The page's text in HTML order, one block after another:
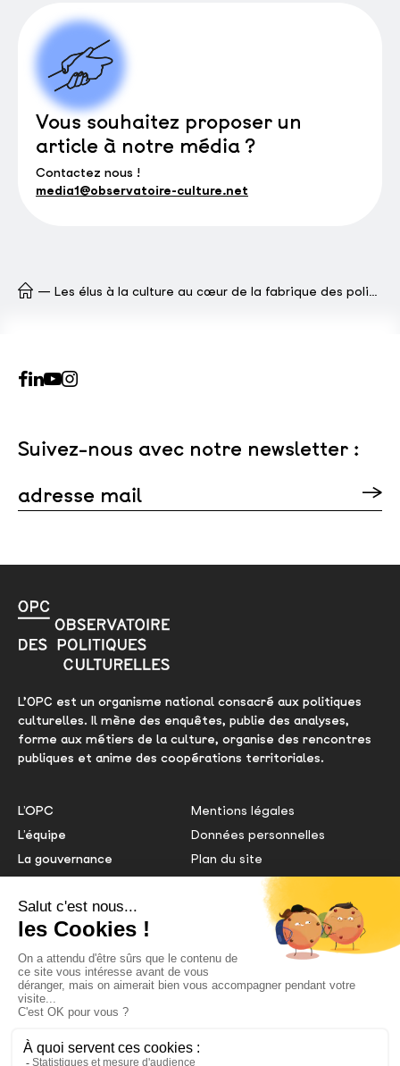
Vous souhaitez proposer un
article à notre média ?
Contactez nous !
media1@observatoire-culture.net
Les élus à la culture au cœur de la fabrique des politiques territoriales (3/3)
Suivez-nous avec notre newsletter :
adresse mail
L’OPC est un organisme national consacré aux politiques
culturelles. Il mène des enquêtes, publie des analyses,
forme aux métiers de la culture, organise des rencontres
publiques et anime des coopérations territoriales.
L’OPC
L’équipe
La gouvernance
Nous contacter
Extranet OPC
Mentions légales
Données personnelles
Plan du site
Gestion des cookies
NOS PARTENAIRES